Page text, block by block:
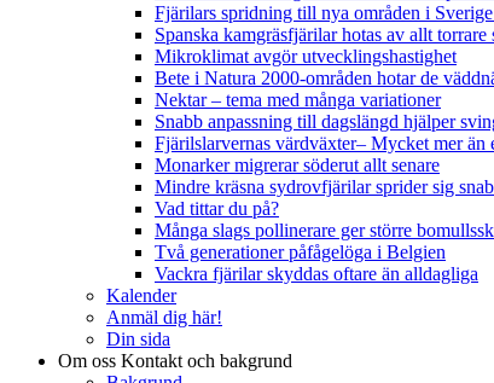
Fjärilars spridning till nya områden i
Spanska kamgräsfjärilar hotas av allt torrare
Mikroklimat avgör utvecklingshastighet
Bete i Natura 2000-områden hotar de
Nektar – tema med många variationer
Snabb anpassning till dagslängd hjälper
Fjärilslarvernas värdväxter– Mycket mer än
Monarker migrerar söderut allt senare
Mindre kräsna sydrovfjärilar sprider sig
Vad tittar du på?
Många slags pollinerare ger större
Två generationer påfågelöga i Belgien
Vackra fjärilar skyddas oftare än alldagliga
Kalender
Anmäl dig här!
Din sida
Om oss Kontakt och bakgrund